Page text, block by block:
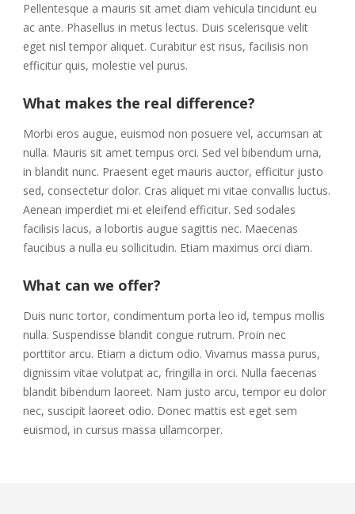
Pellentesque a mauris sit amet diam vehicula tincidunt eu
ac ante. Phasellus in metus lectus. Duis scelerisque velit
eget nisl tempor aliquet. Curabitur est risus, facilisis non
efficitur quis, molestie vel purus.
What makes the real difference?
Morbi eros augue, euismod non posuere vel, accumsan at
nulla. Mauris sit amet tempus orci. Sed vel bibendum urna,
in blandit nunc. Praesent eget mauris auctor, efficitur justo
sed, consectetur dolor. Cras aliquet mi vitae convallis luctus.
Aenean imperdiet mi et eleifend efficitur. Sed sodales
facilisis lacus, a lobortis augue sagittis nec. Maecenas
faucibus a nulla eu sollicitudin. Etiam maximus orci diam.
What can we offer?
Duis nunc tortor, condimentum porta leo id, tempus mollis
nulla. Suspendisse blandit congue rutrum. Proin nec
porttitor arcu. Etiam a dictum odio. Vivamus massa purus,
dignissim vitae volutpat ac, fringilla in orci. Nulla faecenas
blandit bibendum laoreet. Nam justo arcu, tempor eu dolor
nec, suscipit laoreet odio. Donec mattis est eget sem
euismod, in cursus massa ullamcorper.